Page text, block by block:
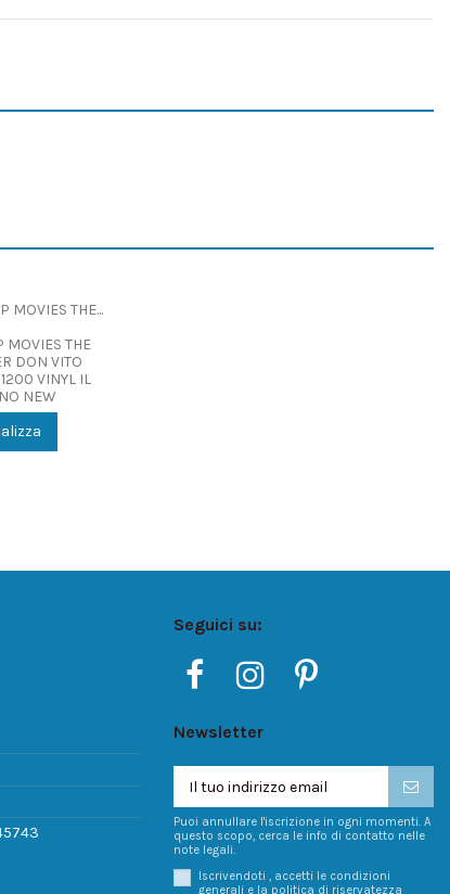
MOVIES THE
DON VITO
VINYL IL
NEW
Seguici su:
Newsletter
Puoi annullare l'iscrizione in ogni momenti. A
questo scopo, cerca le info di contatto nelle
note legali.
Iscrivendoti , accetti le condizioni
generali e la politica di riservatezza